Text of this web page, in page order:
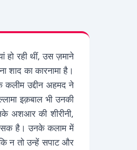
हो रही थीं, उस ज़माने
का कारनामा है।
कलीम उद्दीन अहमद ने
इक़बाल भी उनकी
अशआर की शीरीनी,
है। उनके कलाम में
न तो उन्हें सपाट और